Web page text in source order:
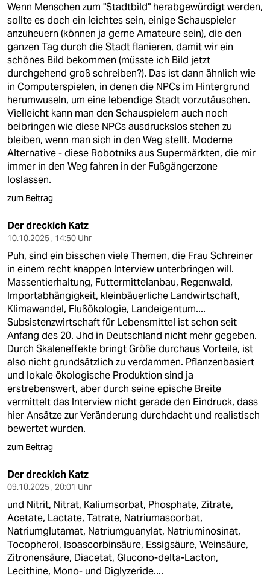
Wenn Menschen zum "Stadtbild" herabgewürdigt werden,
sollte es doch ein leichtes sein, einige Schauspieler
anzuheuern (können ja gerne Amateure sein), die den
ganzen Tag durch die Stadt flanieren, damit wir ein
schönes Bild bekommen (müsste ich Bild jetzt
durchgehend groß schreiben?). Das ist dann ähnlich wie
in Computerspielen, in denen die NPCs im Hintergrund
herumwuseln, um eine lebendige Stadt vorzutäuschen.
Vielleicht kann man den Schauspielern auch noch
beibringen wie diese NPCs ausdruckslos stehen zu
bleiben, wenn man sich in den Weg stellt. Moderne
Alternative - diese Robotniks aus Supermärkten, die mir
immer in den Weg fahren in der Fußgängerzone
loslassen.
zum Beitrag
Der dreckich Katz
10.10.2025 , 14:50 Uhr
Puh, sind ein bisschen viele Themen, die Frau Schreiner
in einem recht knappen Interview unterbringen will.
Massentierhaltung, Futtermittelanbau, Regenwald,
Importabhängigkeit, kleinbäuerliche Landwirtschaft,
Klimawandel, Flußökologie, Landeigentum....
Subsistenzwirtschaft für Lebensmittel ist schon seit
Anfang des 20. Jhd in Deutschland nicht mehr gegeben.
Durch Skaleneffekte bringt Größe durchaus Vorteile, ist
also nicht grundsätzlich zu verdammen. Pflanzenbasiert
und lokale ökologische Produktion sind ja
erstrebenswert, aber durch seine epische Breite
vermittelt das Interview nicht gerade den Eindruck, dass
hier Ansätze zur Veränderung durchdacht und realistisch
bewertet wurden.
zum Beitrag
Der dreckich Katz
09.10.2025 , 20:01 Uhr
und Nitrit, Nitrat, Kaliumsorbat, Phosphate, Zitrate,
Acetate, Lactate, Tatrate, Natriumascorbat,
Natriumglutamat, Natriumguanylat, Natriuminosinat,
Tocopherol, Isoascorbinsäure, Essigsäure, Weinsäure,
Zitronensäure, Diacetat, Glucono-delta-Lacton,
Lecithine, Mono- und Diglyzeride....